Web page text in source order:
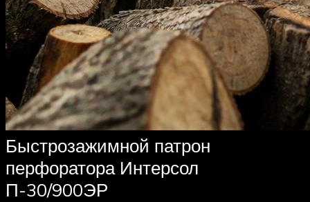
Быстрозажимной патрон
перфоратора Интерсол
П-30/900ЭР